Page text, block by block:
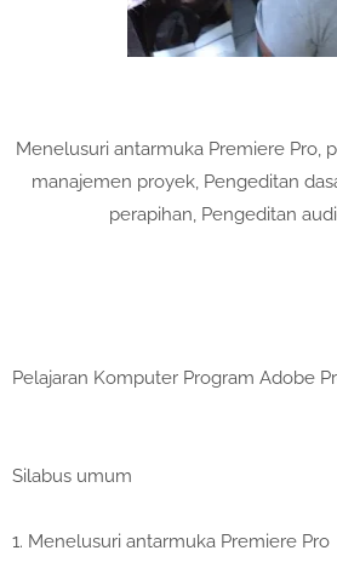
Menelusuri antarmuka Premiere Pro,
manajemen proyek, Pengeditan
perapihan, Pengeditan
Pelajaran Komputer Program Adobe
Silabus umum
1. Menelusuri antarmuka Premiere Pro